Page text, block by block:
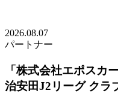
2026.08.07
パートナー
「株式会社エポスカ
治安田J2リーグ クラ